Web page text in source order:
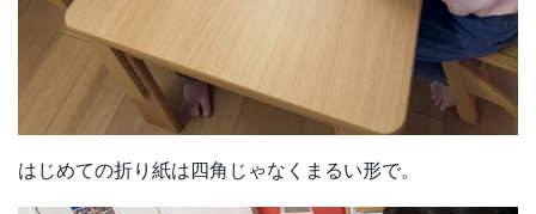
はじめての折り紙は四角じゃなくまるい形で。